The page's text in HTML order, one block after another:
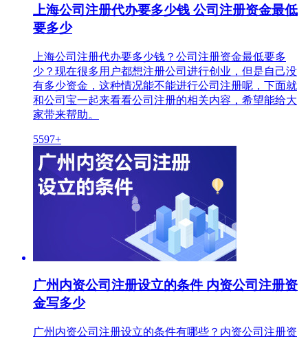
上海公司注册代办要多少钱 公司注册资金最低
要多少
上海公司注册代办要多少钱？公司注册资金最低要多
少？现在很多用户都想注册公司进行创业，但是自己没
有多少资金，这种情况能不能进行公司注册呢，下面就
和公司宝一起来看看公司注册的相关内容，希望能给大
家带来帮助。
5597+
广州内资公司注册设立的条件 内资公司注册资
金写多少
广州内资公司注册设立的条件有哪些？内资公司注册资